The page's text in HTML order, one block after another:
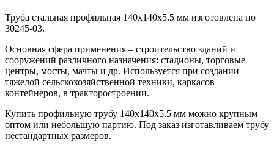
Труба стальная профильная 140х140х5.5 мм изготовлена по
30245-03.
Основная сфера применения – строительство зданий и
сооружений различного назначения: стадионы, торговые
центры, мосты, мачты и др. Используется при создании
тяжелой сельскохозяйственной техники, каркасов
контейнеров, в тракторостроении.
Купить профильную трубу 140х140х5.5 мм можно крупным
оптом или небольшую партию. Под заказ изготавливаем трубу
нестандартных размеров.